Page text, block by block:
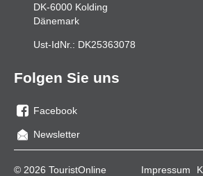
DK-6000 Kolding
Dänemark
Ust-IdNr.: DK25363078
Folgen Sie uns
Sie
uns
Facebook
Newsletter
© 2026 TouristOnline Impressum